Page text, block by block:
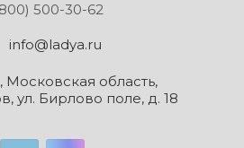
500-30-62
info@ladya.ru
Московская область,
ул. Бирлово поле, д. 18